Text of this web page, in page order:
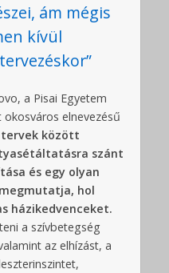
ám mégis
kívül
a Pisai Egyetem
elnevezésű
tervek között
szánt
és egy olyan
hol
házikedvenceket.
a szívbetegség
az elhízást, a